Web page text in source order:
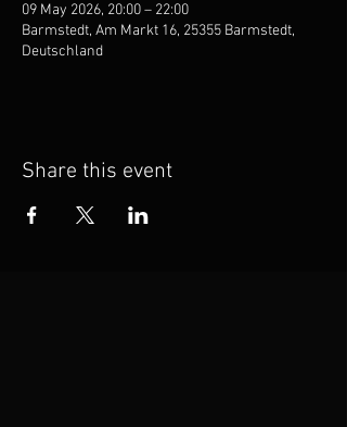
09 May 2026, 20:00 – 22:00
Barmstedt, Am Markt 16, 25355 Barmstedt,
Deutschland
Share this event